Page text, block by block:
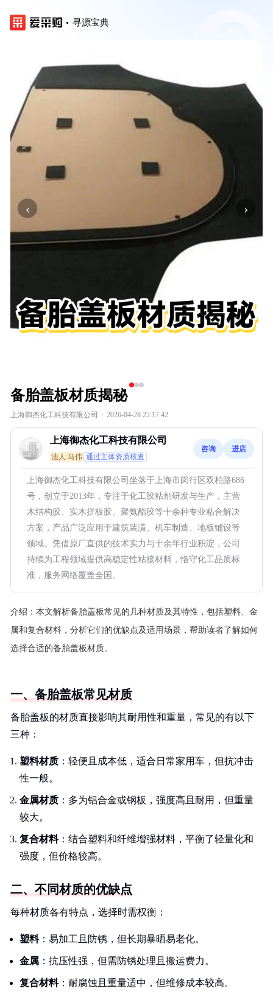
寻源宝典
‹ ›
备胎盖板材质揭秘
上海御杰化工科技有限公司 · 2026-04-28 22:17:42
上海御杰化工科技有限公司
法人:马伟 通过主体资质核查
咨询 进店
上海御杰化工科技有限公司坐落于上海市闵行区双柏路686
号，创立于2013年，专注于化工胶粘剂研发与生产，主营
木结构胶、实木拼板胶、聚氨酯胶等十余种专业粘合解决
方案，产品广泛应用于建筑装潢、机车制造、地板铺设等
领域。凭借原厂直供的技术实力与十余年行业积淀，公司
持续为工程领域提供高稳定性粘接材料，恪守化工品质标
准，服务网络覆盖全国。
介绍： 本文解析备胎盖板常见的几种材质及其特性，包括塑料、金
属和复合材料，分析它们的优缺点及适用场景，帮助读者了解如何
选择合适的备胎盖板材质。
一、备胎盖板常见材质
备胎盖板的材质直接影响其耐用性和重量，常见的有以下
三种：
塑料材质 ：轻便且成本低，适合日常家用车，但抗冲击
性一般。
金属材质 ：多为铝合金或钢板，强度高且耐用，但重量
较大。
复合材料：结合塑料和纤维增强材料，平衡了轻量化和
强度，但价格较高。
二、不同材质的优缺点
每种材质各有特点，选择时需权衡：
塑料：易加工且防锈，但长期暴晒易老化。
金属 ：抗压性强，但需防锈处理且搬运费力。
复合材料：耐腐蚀且重量适中，但维修成本较高。